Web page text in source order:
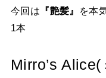
今回は 『艶髪』
を本
1本
Mirro’s